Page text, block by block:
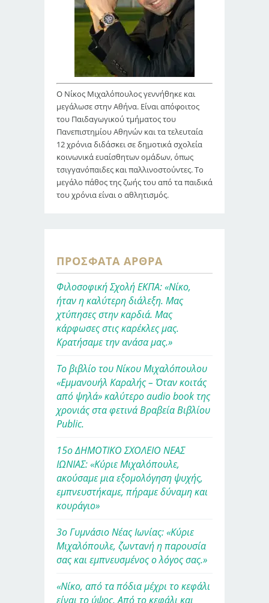
Ο Νίκος Μιχαλόπουλος γεννήθηκε και
μεγάλωσε στην Αθήνα. Είναι απόφοιτος
του Παιδαγωγικού τμήματος του
Πανεπιστημίου Αθηνών και τα τελευταία
12 χρόνια διδάσκει σε δημοτικά σχολεία
κοινωνικά ευαίσθητων ομάδων, όπως
τσιγγανόπαιδες και παλλινοστούντες. Το
μεγάλο πάθος της ζωής του από τα παιδικά
του χρόνια είναι ο αθλητισμός.
ΠΡΌΣΦΑΤΑ ΆΡΘΡΑ
Φιλοσοφική Σχολή ΕΚΠΑ: «Νίκο,
ήταν η καλύτερη διάλεξη. Μας
χτύπησες στην καρδιά. Μας
κάρφωσες στις καρέκλες μας.
Κρατήσαμε την ανάσα μας.»
Το βιβλίο του Νίκου Μιχαλόπουλου
«Εμμανουήλ Καραλής – Όταν κοιτάς
από ψηλά» καλύτερο audio book της
χρονιάς στα φετινά Βραβεία Βιβλίου
Public.
15ο ΔΗΜΟΤΙΚΟ ΣΧΟΛΕΙΟ ΝΕΑΣ
ΙΩΝΙΑΣ: «Κύριε Μιχαλόπουλε,
ακούσαμε μια εξομολόγηση ψυχής,
εμπνευστήκαμε, πήραμε δύναμη και
κουράγιο»
3ο Γυμνάσιο Νέας Ιωνίας: «Κύριε
Μιχαλόπουλε, ζωντανή η παρουσία
σας και εμπνευσμένος ο λόγος σας.»
«Νίκο, από τα πόδια μέχρι το κεφάλι
είναι το ύψος. Από το κεφάλι και